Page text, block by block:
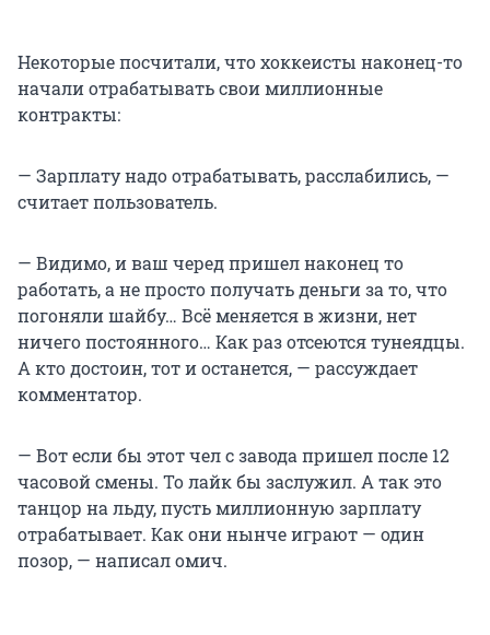
Некоторые посчитали, что хоккеисты наконец-то
начали отрабатывать свои миллионные
контракты:
— Зарплату надо отрабатывать, расслабились, —
считает пользователь.
— Видимо, и ваш черед пришел наконец то
работать, а не просто получать деньги за то, что
погоняли шайбу… Всё меняется в жизни, нет
ничего постоянного… Как раз отсеются тунеядцы.
А кто достоин, тот и останется, — рассуждает
комментатор.
— Вот если бы этот чел с завода пришел после 12
часовой смены. То лайк бы заслужил. А так это
танцор на льду, пусть миллионную зарплату
отрабатывает. Как они нынче играют — один
позор, — написал омич.